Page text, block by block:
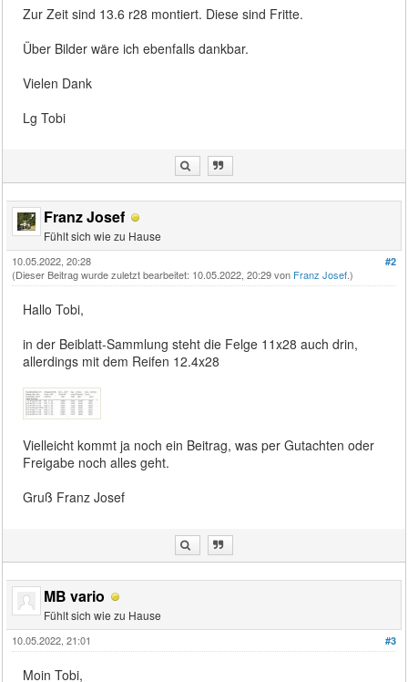
Zur Zeit sind 13.6 r28 montiert. Diese sind Fritte.
Über Bilder wäre ich ebenfalls dankbar.
Vielen Dank
Lg Tobi
Franz Josef
Fühlt sich wie zu Hause
#2
10.05.2022, 20:28
(Dieser Beitrag wurde zuletzt bearbeitet: 10.05.2022, 20:29 von Franz Josef.)
Hallo Tobi,
in der Beiblatt-Sammlung steht die Felge 11x28 auch drin,
allerdings mit dem Reifen 12.4x28
Vielleicht kommt ja noch ein Beitrag, was per Gutachten oder
Freigabe noch alles geht.
Gruß Franz Josef
MB vario
Fühlt sich wie zu Hause
#3
10.05.2022, 21:01
Moin Tobi,